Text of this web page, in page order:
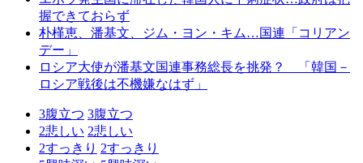
握できておらず
朴槿恵、潘基文、ジム・ヨン・キム…国連「コリアン
デー」
ロシア大使が潘基文国連事務総長を挑発？ 「韓国－
ロシア戦後は不機嫌なはず」
3腹立つ 3腹立つ
2悲しい 2悲しい
2すっきり 2すっきり